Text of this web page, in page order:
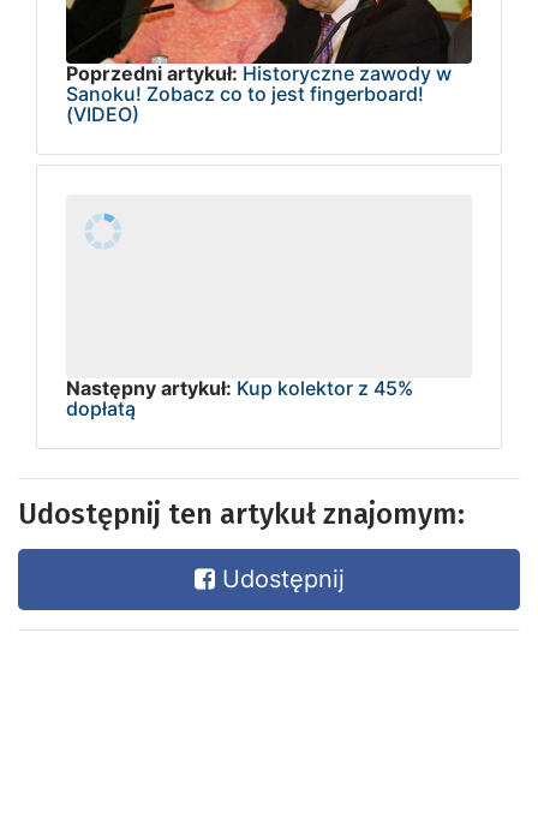
Poprzedni artykuł: Historyczne zawody w
Sanoku! Zobacz co to jest fingerboard!
(VIDEO)
Następny artykuł: Kup kolektor z 45%
dopłatą
Udostępnij ten artykuł znajomym:
Udostępnij